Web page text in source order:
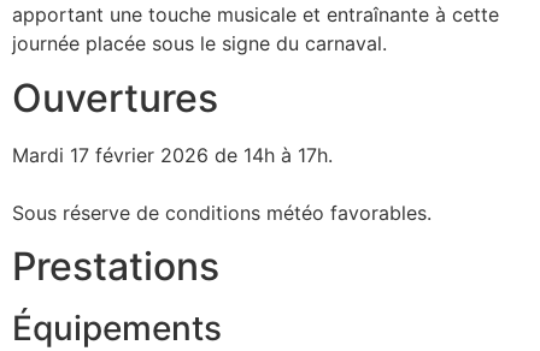
apportant une touche musicale et entraînante à cette
journée placée sous le signe du carnaval.
Ouvertures
Mardi 17 février 2026 de 14h à 17h.
Sous réserve de conditions météo favorables.
Prestations
Équipements